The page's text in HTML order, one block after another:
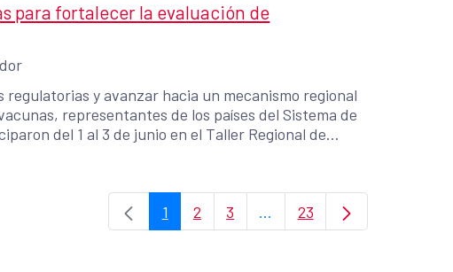
para fortalecer la evaluación de
y avanzar hacia un mecanismo regional
representantes de los países del Sistema de
del 1 al 3 de junio en el Taller Regional de
Page
1 Page
2 Page
3 ...Intermediate Pages Use
Page
23